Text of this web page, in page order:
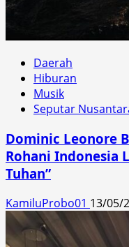
Daerah
Hiburan
Musik
Seputar
Dominic Leonore
Rohani Indonesia
Tuhan”
KamiluProbo01 13/05/